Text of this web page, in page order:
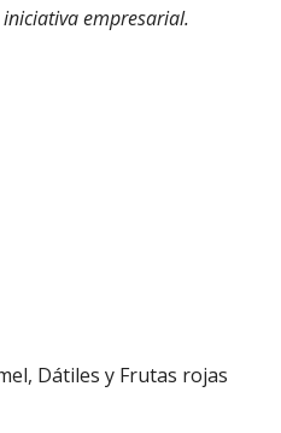
empresarial.
Dátiles y Frutas rojas